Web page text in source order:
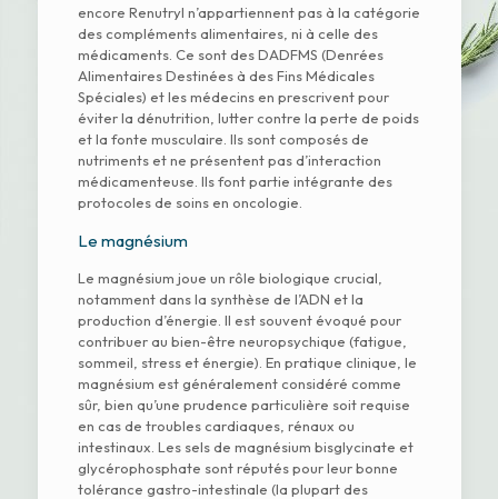
encore Renutryl n’appartiennent pas à la catégorie
des compléments alimentaires, ni à celle des
médicaments. Ce sont des DADFMS (Denrées
Alimentaires Destinées à des Fins Médicales
Spéciales) et les médecins en prescrivent pour
éviter la dénutrition, lutter contre la perte de poids
et la fonte musculaire. Ils sont composés de
nutriments et ne présentent pas d’interaction
médicamenteuse. Ils font partie intégrante des
protocoles de soins en oncologie.
Le magnésium
Le magnésium joue un rôle biologique crucial,
notamment dans la synthèse de l’ADN et la
production d’énergie. Il est souvent évoqué pour
contribuer au bien-être neuropsychique (fatigue,
sommeil, stress et énergie). En pratique clinique, le
magnésium est généralement considéré comme
sûr, bien qu’une prudence particulière soit requise
en cas de troubles cardiaques, rénaux ou
intestinaux. Les sels de magnésium bisglycinate et
glycérophosphate sont réputés pour leur bonne
tolérance gastro-intestinale (la plupart des